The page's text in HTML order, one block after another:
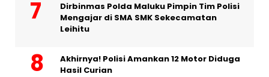
Dirbinmas Polda Maluku Pimpin Tim Polisi
Mengajar di SMA SMK Sekecamatan
Leihitu
Akhirnya! Polisi Amankan 12 Motor Diduga
Hasil Curian